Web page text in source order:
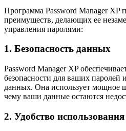
Программа Password Manager XP
преимуществ, делающих ее
управления паролями:
1. Безопасность данных
Password Manager XP
безопасности для ваших
данных. Она использует мощное
чему ваши данные остаются
2. Удобство использования